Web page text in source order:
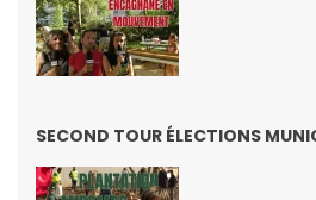
SECOND TOUR ÉLECTIONS